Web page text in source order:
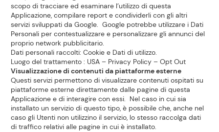
scopo di tracciare ed esaminare l’utilizzo di questa
Applicazione, compilare report e condividerli con gli altri
servizi sviluppati da Google. Google potrebbe utilizzare i Dati
Personali per contestualizzare e personalizzare gli annunci del
proprio network pubblicitario.
Dati personali raccolti: Cookie e Dati di utilizzo.
Luogo del trattamento : USA – Privacy Policy –Opt Out
Visualizzazione di contenuti da piattaforme esterne
Questi servizi permettono di visualizzare contenuti ospitati su
piattaforme esterne direttamente dalle pagine di questa
Applicazione e di interagire con essi. Nel caso in cui sia
installato un servizio di questo tipo, è possibile che, anche nel
caso gli Utenti non utilizzino il servizio, lo stesso raccolga dati
di traffico relativi alle pagine in cui è installato.